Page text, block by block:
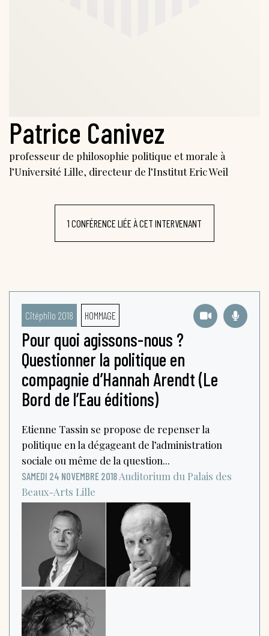
Patrice Canivez
professeur de philosophie politique et morale à
l’Université Lille, directeur de l’Institut Eric Weil
1 CONFÉRENCE LIÉE À CET INTERVENANT
Citéphilo 2018 HOMMAGE
Pour quoi agissons-nous ?
Questionner la politique en
compagnie d’Hannah Arendt (Le
Bord de l’Eau éditions)
Etienne Tassin se propose de repenser la
politique en la dégageant de l’administration
sociale ou même de la question...
SAMEDI 24 NOVEMBRE 2018 Auditorium du Palais des
Beaux-Arts Lille